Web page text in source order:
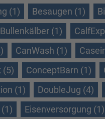
(1)
Besaugen (1)
Bullenkälber (1)
CanWash (1)
(5)
ConceptBarn (1)
(1)
DoubleJug (4)
Eisenversorgung (1)